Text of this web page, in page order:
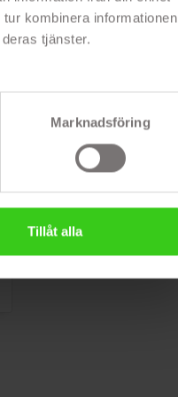
kombinera informationen
tjänster.
Marknadsföring
Tillåt alla